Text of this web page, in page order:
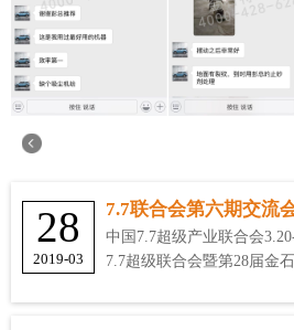
28
2019-03
7.7联合会第六期交流
中国7.7超级产业联合会
7.7超级联合会暨第28届金